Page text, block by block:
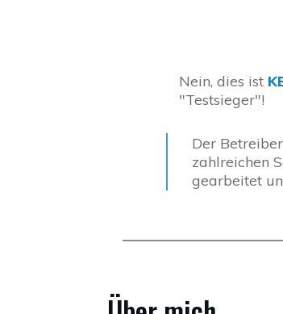
Nein, dies ist
"Testsieger"!
Der
zahlreichen
gearbeitet